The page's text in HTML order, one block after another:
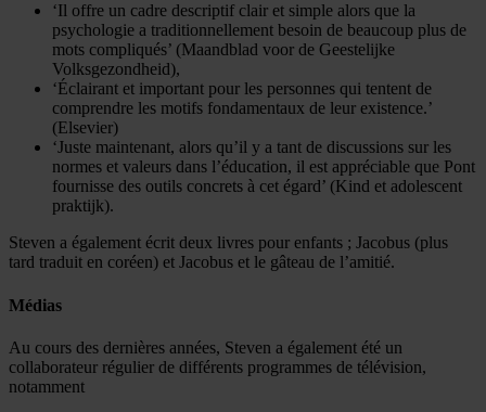
‘Il offre un cadre descriptif clair et simple alors que la
psychologie a traditionnellement besoin de beaucoup plus de
mots compliqués’ (Maandblad voor de Geestelijke
Volksgezondheid),
‘Éclairant et important pour les personnes qui tentent de
comprendre les motifs fondamentaux de leur existence.’
(Elsevier)
‘Juste maintenant, alors qu’il y a tant de discussions sur les
normes et valeurs dans l’éducation, il est appréciable que Pont
fournisse des outils concrets à cet égard’ (Kind et adolescent
praktijk).
Steven a également écrit deux livres pour enfants ; Jacobus (plus
tard traduit en coréen) et Jacobus et le gâteau de l’amitié.
Médias
Au cours des dernières années, Steven a également été un
collaborateur régulier de différents programmes de télévision,
notamment